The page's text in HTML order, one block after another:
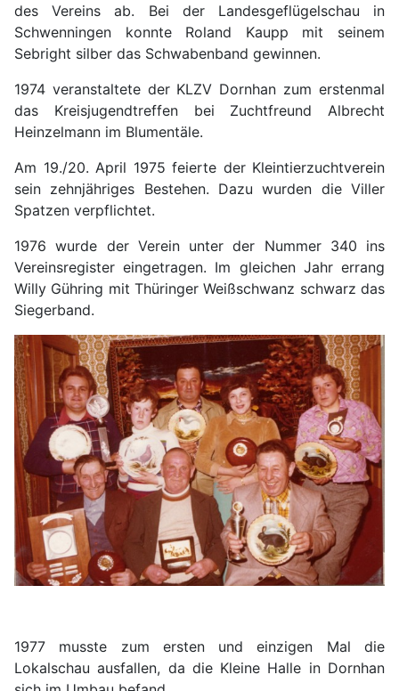
des Vereins ab. Bei der Landesgeflügelschau in
Schwenningen konnte Roland Kaupp mit seinem
Sebright silber das Schwabenband gewinnen.
1974 veranstaltete der KLZV Dornhan zum erstenmal
das Kreisjugendtreffen bei Zuchtfreund Albrecht
Heinzelmann im Blumentäle.
Am 19./20. April 1975 feierte der Kleintierzuchtverein
sein zehnjähriges Bestehen. Dazu wurden die Viller
Spatzen verpflichtet.
1976 wurde der Verein unter der Nummer 340 ins
Vereinsregister eingetragen. Im gleichen Jahr errang
Willy Gühring mit Thüringer Weißschwanz schwarz das
Siegerband.
1977 musste zum ersten und einzigen Mal die
Lokalschau ausfallen, da die Kleine Halle in Dornhan